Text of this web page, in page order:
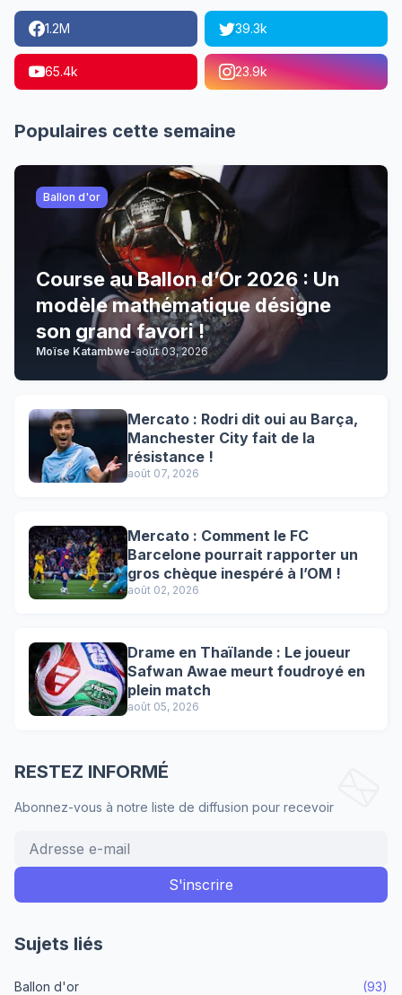
1.2M 39.3k
65.4k 23.9k
Populaires cette semaine
Ballon d'or
Course au Ballon d’Or 2026 : Un
modèle mathématique désigne
son grand favori !
Moïse Katambwe-août 03, 2026
Mercato : Rodri dit oui au Barça,
Manchester City fait de la
résistance !
août 07, 2026
Mercato : Comment le FC
Barcelone pourrait rapporter un
gros chèque inespéré à l’OM !
août 02, 2026
Drame en Thaïlande : Le joueur
Safwan Awae meurt foudroyé en
plein match
août 05, 2026
RESTEZ INFORMÉ
Abonnez-vous à notre liste de diffusion pour recevoir
Sujets liés
Ballon d'or
(93)